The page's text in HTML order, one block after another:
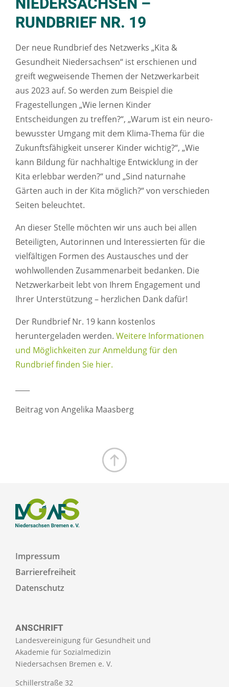
RUNDBRIEF NR. 19
Der neue Rundbrief des Netzwerks „Kita &
Gesundheit Niedersachsen“ ist erschienen und
greift wegweisende Themen der Netzwerkarbeit
aus 2023 auf. So werden zum Beispiel die
Fragestellungen „Wie lernen Kinder
Entscheidungen zu treffen?“, „Warum ist ein neuro-
bewusster Umgang mit dem Klima-Thema für die
Zukunftsfähigkeit unserer Kinder wichtig?“, „Wie
kann Bildung für nachhaltige Entwicklung in der
Kita erlebbar werden?“ und „Sind naturnahe
Gärten auch in der Kita möglich?“ von verschieden
Seiten beleuchtet.
An dieser Stelle möchten wir uns auch bei allen
Beteiligten, Autorinnen und Interessierten für die
vielfältigen Formen des Austausches und der
wohlwollenden Zusammenarbeit bedanken. Die
Netzwerkarbeit lebt von Ihrem Engagement und
Ihrer Unterstützung – herzlichen Dank dafür!
Der Rundbrief Nr. 19 kann kostenlos
heruntergeladen werden. Weitere Informationen
und Möglichkeiten zur Anmeldung für den
Rundbrief finden Sie hier.
Beitrag von Angelika Maasberg
ANSCHRIFT
Landesvereinigung für Gesundheit und
Akademie für Sozialmedizin
Niedersachsen Bremen e. V.
Schillerstraße 32
Impressum
Barrierefreiheit
Datenschutz